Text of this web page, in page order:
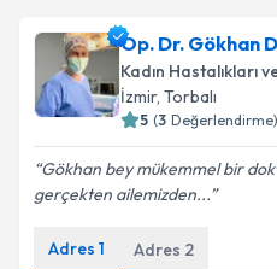
Op. Dr. Güler Pınar
talebi oluşturun. Size bu
için bir takvim
bilgilendireceğiz.
E-posta Adresiniz
Op. Dr. Gökhan
Kadın Hastalıkları
İzmir, Torbalı
5 (3 Değerlendirme)
Gökhan bey mükemmel bir
gerçekten ailemizden...
Adres 1 Adres 2